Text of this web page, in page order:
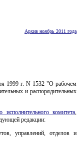
Архив ноябрь 2011 года
1999 г. N 1532 "О рабочем
и распорядительных
исполнительного комитета,
редакции:
управлений, отделов и